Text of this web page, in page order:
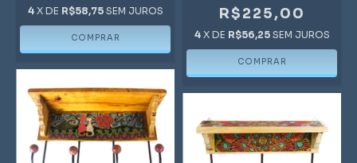
4 X DE R$58,75 SEM JUROS R$225,00
4 X DE R$56,25 SEM JUROS